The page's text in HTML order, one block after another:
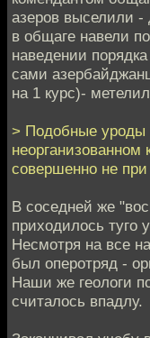
азеров выселили
в общаге навели
наведении
сами
на 1 курс)-
> Подобные уроды
неорганизованном
совершенно не
В соседней же
приходилось туго
Несмотря на все
был оперотряд -
Наши же геологи
считалось впадлу.